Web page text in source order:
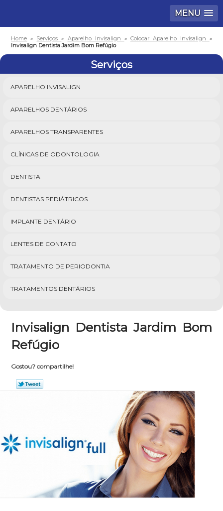
MENU
Home » Serviços» Aparelho Invisalign » Colocar Aparelho Invisalign »
Invisalign Dentista Jardim Bom Refúgio
Serviços
APARELHO INVISALIGN
APARELHOS DENTÁRIOS
APARELHOS TRANSPARENTES
CLÍNICAS DE ODONTOLOGIA
DENTISTA
DENTISTAS PEDIÁTRICOS
IMPLANTE DENTÁRIO
LENTES DE CONTATO
TRATAMENTO DE PERIODONTIA
TRATAMENTOS DENTÁRIOS
Invisalign Dentista Jardim Bom
Refúgio
Gostou? compartilhe!